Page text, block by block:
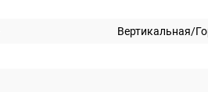
Вертикальная/